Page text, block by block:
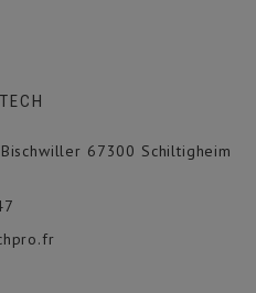
67300 Schiltigheim